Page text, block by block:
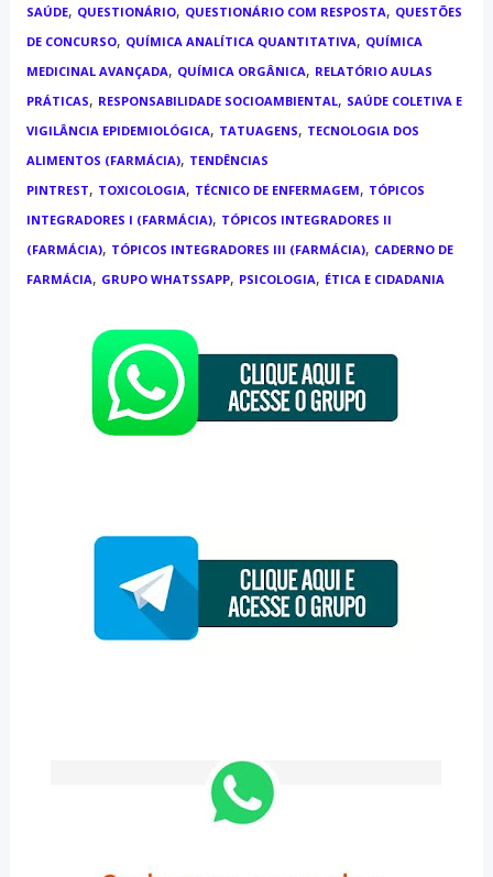
SAÚDE, QUESTIONÁRIO, QUESTIONÁRIO COM RESPOSTA, QUESTÕES
DE CONCURSO, QUÍMICA ANALÍTICA QUANTITATIVA, QUÍMICA
MEDICINAL AVANÇADA, QUÍMICA ORGÂNICA, RELATÓRIO AULAS
PRÁTICAS, RESPONSABILIDADE SOCIOAMBIENTAL, SAÚDE COLETIVA E
VIGILÂNCIA EPIDEMIOLÓGICA, TATUAGENS, TECNOLOGIA DOS
ALIMENTOS (FARMÁCIA), TENDÊNCIAS
PINTREST, TOXICOLOGIA, TÉCNICO DE ENFERMAGEM, TÓPICOS
INTEGRADORES I (FARMÁCIA), TÓPICOS INTEGRADORES II
(FARMÁCIA), TÓPICOS INTEGRADORES III (FARMÁCIA), CADERNO DE
FARMÁCIA, GRUPO WHATSSAPP, PSICOLOGIA, ÉTICA E CIDADANIA